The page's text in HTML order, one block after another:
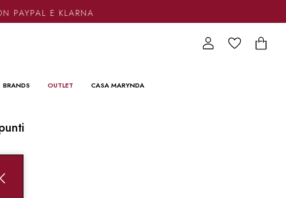
PAYPAL E KLARNA
BRANDS OUTLET CASA MARYNDA